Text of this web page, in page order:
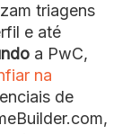
triagens
e até
a PwC,
na
de